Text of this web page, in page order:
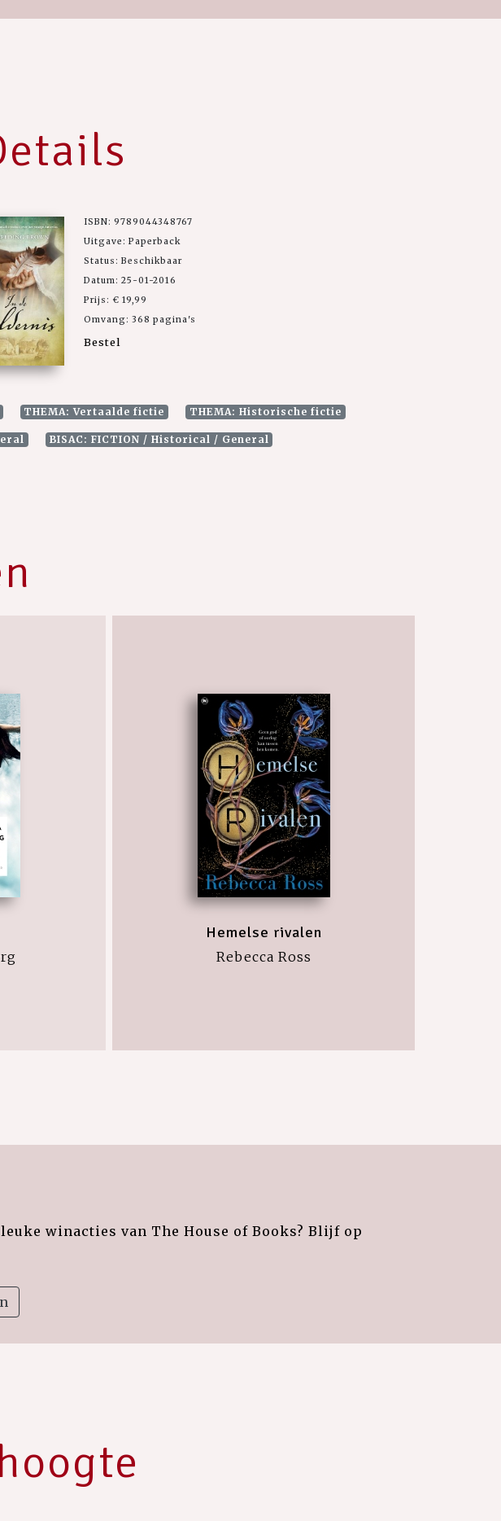
ISBN: 9789044348767
Uitgave: Paperback
Status: Beschikbaar
Datum: 25-01-2016
Prijs: € 19,99
Omvang: 368 pagina's
Bestel
THEMA: Vertaalde fictie THEMA: Historische fictie
BISAC: FICTION / Historical / General
Hemelse rivalen
Rebecca Ross
winacties van The House of Books? Blijf op